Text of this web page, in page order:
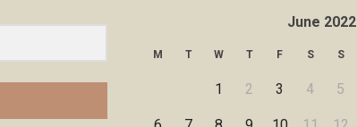
June 2022
M T W T F S S
1 2 3 4 5